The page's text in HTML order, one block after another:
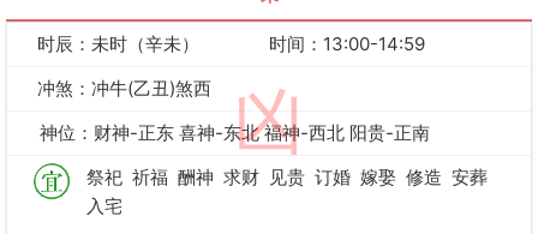
凶
时辰：未时（辛未）
时间：13:00-14:59
冲煞：冲牛(乙丑)煞西
神位：财神-正东 喜神-东北 福神-西北 阳贵-正南
祭祀 祈福 酬神 求财 见贵 订婚 嫁娶 修造 安葬
入宅